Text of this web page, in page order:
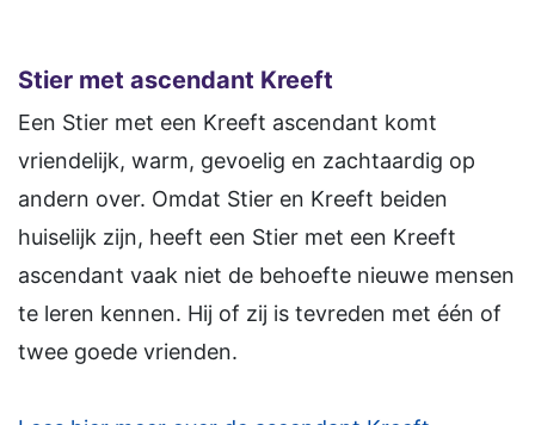
Stier met ascendant Kreeft
Een Stier met een Kreeft ascendant komt
vriendelijk, warm, gevoelig en zachtaardig op
andern over. Omdat Stier en Kreeft beiden
huiselijk zijn, heeft een Stier met een Kreeft
ascendant vaak niet de behoefte nieuwe mensen
te leren kennen. Hij of zij is tevreden met één of
twee goede vrienden.